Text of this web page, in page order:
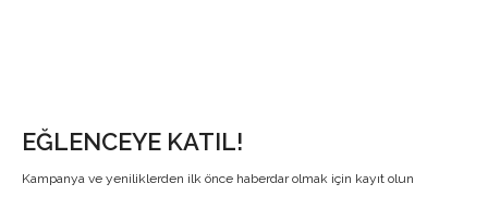
EĞLENCEYE KATIL!
Kampanya ve yeniliklerden ilk önce haberdar olmak için kayıt olun